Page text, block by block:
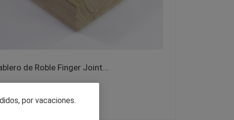
de Roble Finger Joint...
por vacaciones.